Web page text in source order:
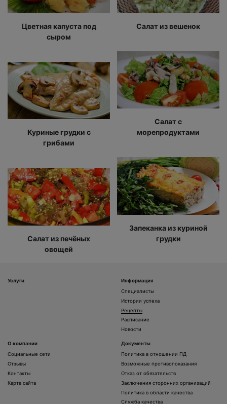
Цветная капуста под
сыром
Куриные грудки с
грибами
Салат из печёных
овощей
Салат из вешенок
Салат с
морепродуктами
Запеканка из куриной
грудки
Услуги
Информация
Специалисты
Истории успеха
Рецепты
Расписание
Новости
О компании
Социальные сети
Отзывы
Контакты
Карта сайта
Документы
Политика в отношении ПД
Возможные противопоказания
Отказ от обязательств
Заключения сторонних организаций
Политика в области качества
Служба качества